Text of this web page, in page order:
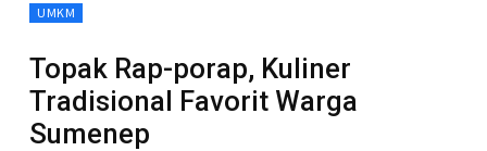
UMKM
Topak Rap-porap, Kuliner
Tradisional Favorit Warga
Sumenep